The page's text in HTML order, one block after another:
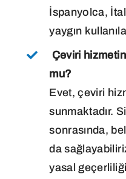
İspanyolca,
yaygın
Çeviri
mu?
Evet, çeviri
sunmaktadır.
sonrasında,
da
yasal geçerliliği